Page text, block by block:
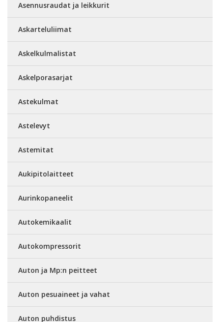
Asennusraudat ja leikkurit
Askarteluliimat
Askelkulmalistat
Askelporasarjat
Astekulmat
Astelevyt
Astemitat
Aukipitolaitteet
Aurinkopaneelit
Autokemikaalit
Autokompressorit
Auton ja Mp:n peitteet
Auton pesuaineet ja vahat
Auton puhdistus